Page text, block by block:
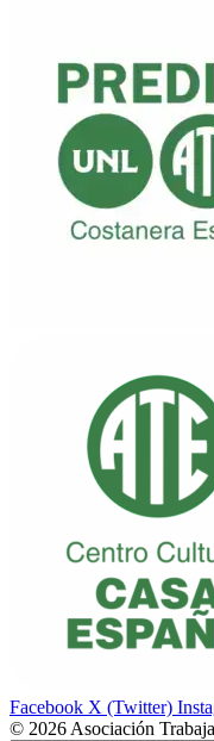
Facebook X (Twitter)
© 2026 Asociación